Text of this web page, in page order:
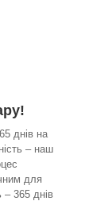
днів на
– наш
для
– 365 днів